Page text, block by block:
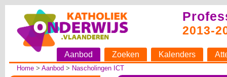
2013-
Aanbod Zoeken Kalenders
Home> Aanbod > Nascholingen ICT